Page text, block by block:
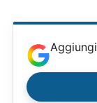
Aggiungi